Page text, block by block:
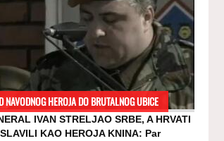
NAVODNOG HEROJA DO BRUTALNOG UBICE
IVAN STRELJAO SRBE, A HRVATI
KAO HEROJA KNINA: Par